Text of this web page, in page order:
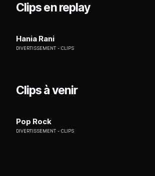
Clips en replay
Hania Rani
DIVERTISSEMENT CLIPS
Clips à venir
Pop Rock
DIVERTISSEMENT CLIPS